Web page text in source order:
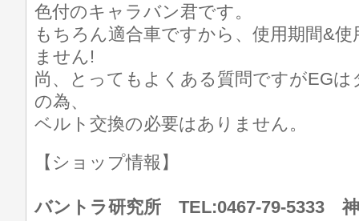
色付のキャラバン君です。
もちろん適合車ですから、使用期間&
ません!
尚、とってもよくある質問ですがEG
の為、
ベルト交換の必要はありません。
【ショップ情報】
バントラ研究所 TEL:0467-79-5333 神